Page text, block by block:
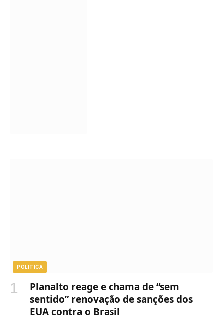
POLITICA
Planalto reage e chama de “sem
sentido” renovação de sanções dos
EUA contra o Brasil